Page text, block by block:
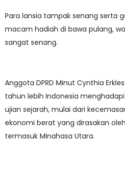
Para lansia tampak senang serta
macam hadiah di bawa pulang,
sangat senang.
Anggota DPRD Minut Cynthia
tahun lebih Indonesia
ujian sejarah, mulai dari
ekonomi berat yang dirasakan
termasuk Minahasa Utara.